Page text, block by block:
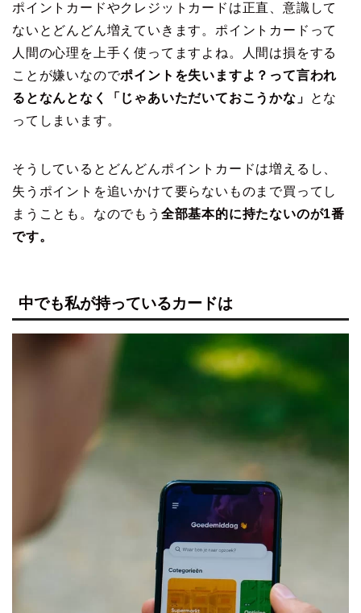
ポイントカードやクレジットカードは正直、意識して
ないとどんどん増えていきます。ポイントカードって
人間の心理を上手く使ってますよね。人間は損をする
ことが嫌いなのでポイントを失いますよ？って言われ
るとなんとなく「じゃあいただいておこうかな」
とな
ってしまいます。
そうしているとどんどんポイントカードは増えるし、
失うポイントを追いかけて要らないものまで買ってし
まうことも。なのでもう 全部基本的に持たないのが1番
です。
中でも私が持っているカードは